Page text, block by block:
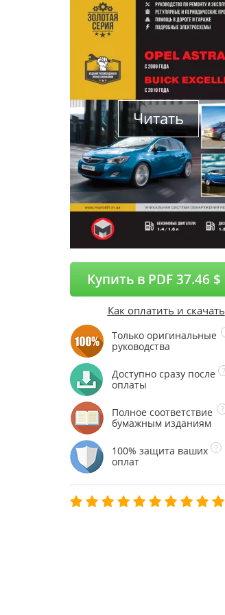
Читать
Купить в PDF 37.46 $
Как оплатить и скачать
Только оригинальные
руководства
Доступно сразу после
оплаты
Полное соответствие
бумажным изданиям
100% защита ваших
оплат